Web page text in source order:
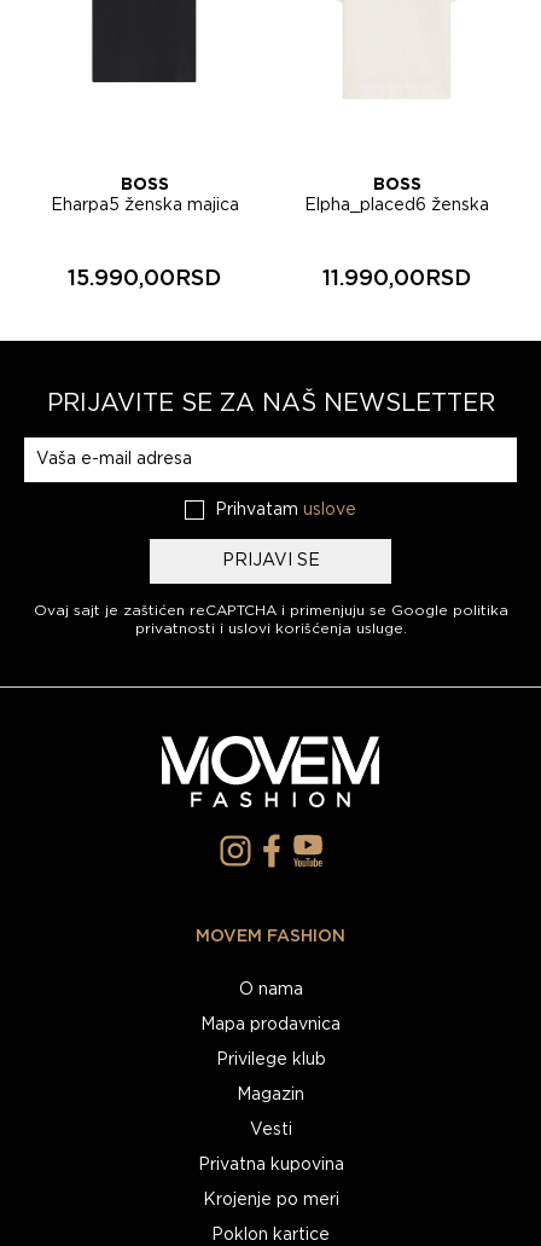
BOSS
Eharpa5 ženska majica
15.990,00RSD
BOSS
Elpha_placed6 ženska
11.990,00RSD
PRIJAVITE SE ZA NAŠ NEWSLETTER
Prihvatam uslove
PRIJAVI SE
Ovaj sajt je zaštićen reCAPTCHA i primenjuju se Google politika
privatnosti i uslovi korišćenja usluge
MOVEM FASHION
O nama
Mapa prodavnica
Privilege klub
Magazin
Vesti
Privatna kupovina
Krojenje po meri
Poklon kartice